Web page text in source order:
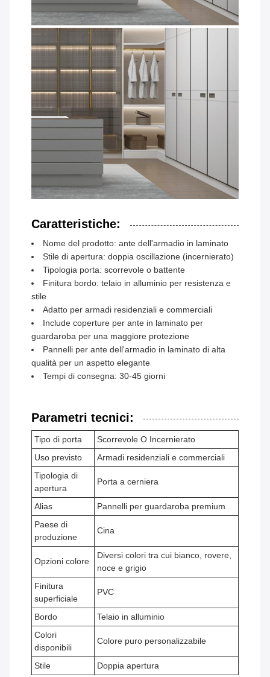
Caratteristiche:
Nome del prodotto: ante dell'armadio in laminato
Stile di apertura: doppia oscillazione (incernierato)
Tipologia porta: scorrevole o battente
Finitura bordo: telaio in alluminio per resistenza e
stile
Adatto per armadi residenziali e commerciali
Include coperture per ante in laminato per
guardaroba per una maggiore protezione
Pannelli per ante dell'armadio in laminato di alta
qualità per un aspetto elegante
Tempi di consegna: 30-45 giorni
Parametri tecnici:
Tipo di porta
Scorrevole O Incernierato
Uso previsto
Armadi residenziali e commerciali
Tipologia di
apertura
Porta a cerniera
Alias
Pannelli per guardaroba premium
Paese di
produzione
Cina
Opzioni colore
Diversi colori tra cui bianco, rovere,
noce e grigio
Finitura
superficiale
PVC
Bordo
Telaio in alluminio
Colori
disponibili
Colore puro personalizzabile
Stile Doppia apertura